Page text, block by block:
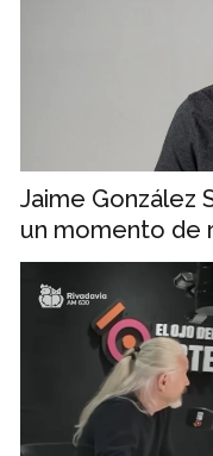
Jaime González
un momento de